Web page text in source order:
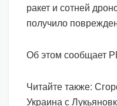
ракет и сотней
получило
Об этом сообщает
Читайте также:
Украина с